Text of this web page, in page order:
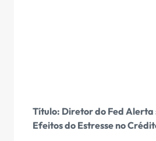
Título: Diretor do Fed Alerta
Efeitos do Estresse no